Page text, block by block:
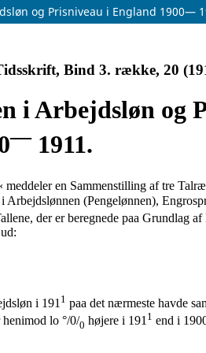
og Prisniveau i England 1900—